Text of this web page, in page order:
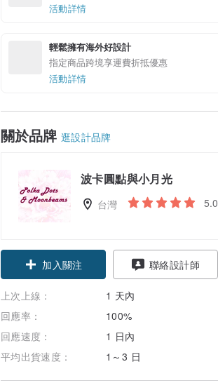
活動詳情
輕鬆擁有海外好設計
指定商品跨境享運費折抵優惠
活動詳情
關於品牌 逛設計品牌
波卡圓點與小月光
台灣 5.0
加入關注 聯絡設計師
上次上線：
1 天內
回應率：
100%
回應速度：
1 日內
平均出貨速度：
1～3 日